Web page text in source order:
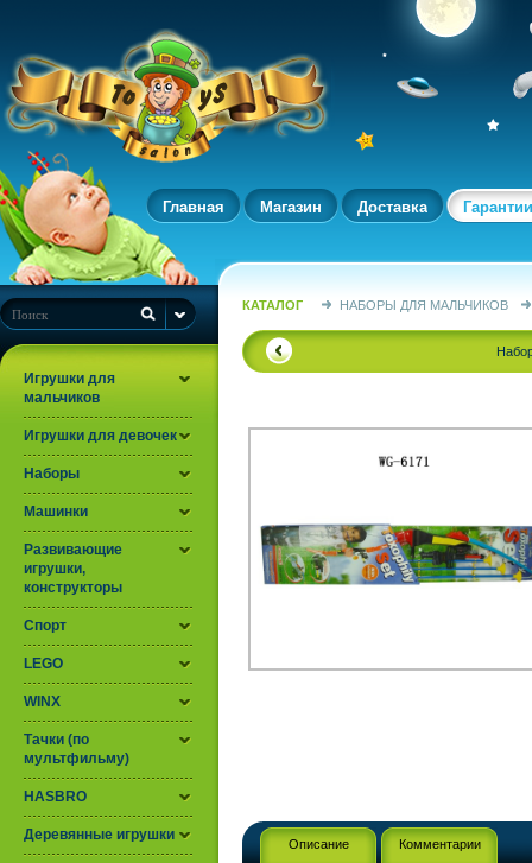
Главная Магазин Доставка Гарантии
Игрушки для
мальчиков
Игрушки для девочек
Наборы
Машинки
Развивающие
игрушки,
конструкторы
Спорт
LEGO
WINX
Тачки (по
мультфильму)
HASBRO
Деревянные игрушки
КАТАЛОГ НАБОРЫ ДЛЯ МАЛЬЧИКОВ
Описание Комментарии